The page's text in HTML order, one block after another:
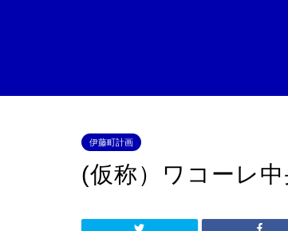
伊藤町計画
(仮称）ワコーレ